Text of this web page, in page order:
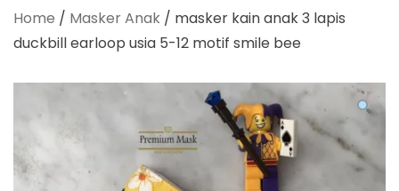
Mandiri
Home / Masker Anak / masker kain anak 3 lapis
duckbill earloop usia 5-12 motif smile bee